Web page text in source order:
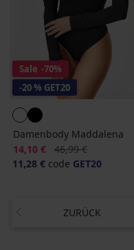
Sale -70%
-20 % GET20
Damenbody Maddalena
Rabatt
14,10 € Alter Preis
46,99 €
11,28 € code GET20
ZURÜCK